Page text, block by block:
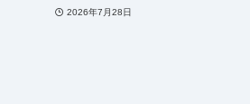
2026年7月28日